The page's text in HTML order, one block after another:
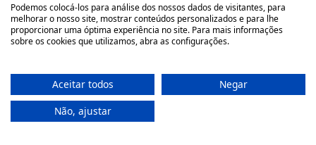
2020 © Farmácia Moreno, Todos os direitos reservados.
Podemos colocá-los para análise dos nossos dados de visitantes, para
melhorar o nosso site, mostrar conteúdos personalizados e para lhe
proporcionar uma óptima experiência no site. Para mais informações
sobre os cookies que utilizamos, abra as configurações.
Aceitar todos
Negar
Não, ajustar